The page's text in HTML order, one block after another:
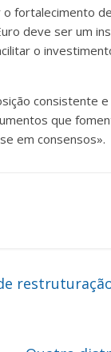
fortalecimento
deve ser um
o
consistente
que
em consensos».